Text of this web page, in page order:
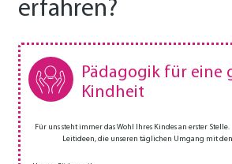
erfahren?
Pädagogik für eine
Kindheit
Für uns steht immer das Wohl Ihres Kindes an erster
Leitideen, die unseren täglichen Umgang mit